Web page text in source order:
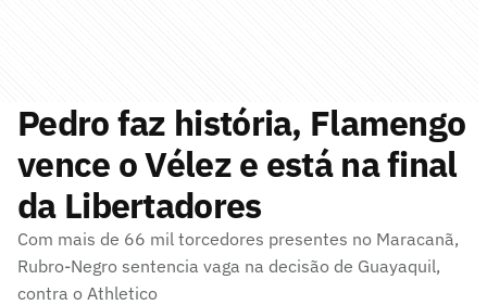
Pedro faz história, Flamengo
vence o Vélez e está na final
da Libertadores
Com mais de 66 mil torcedores presentes no Maracanã,
Rubro-Negro sentencia vaga na decisão de Guayaquil,
contra o Athletico